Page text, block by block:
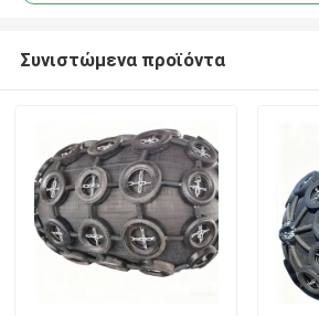
Συνιστώμενα προϊόντα